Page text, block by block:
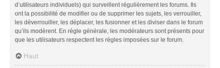
d’utilisateurs individuels) qui surveillent régulièrement les forums. Ils
ont la possibilité de modifier ou de supprimer les sujets, les verrouiller,
les déverrouiller, les déplacer, les fusionner et les diviser dans le forum
qu’ils modèrent. En règle générale, les modérateurs sont présents pour
que les utilisateurs respectent les règles imposées sur le forum.
Haut